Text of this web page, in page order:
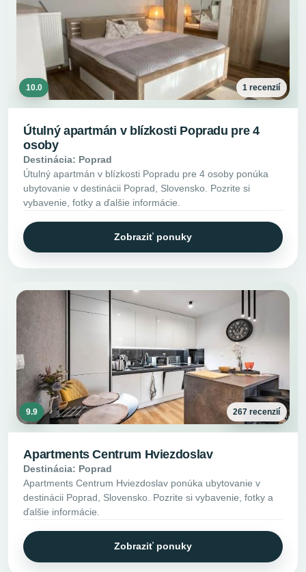
10.0 1 recenzií
Útulný apartmán v blízkosti Popradu pre 4
osoby
Destinácia: Poprad
Útulný apartmán v blízkosti Popradu pre 4 osoby ponúka
ubytovanie v destinácii Poprad, Slovensko. Pozrite si
vybavenie, fotky a ďalšie informácie.
Zobraziť ponuky
9.9 267 recenzií
Apartments Centrum Hviezdoslav
Destinácia: Poprad
Apartments Centrum Hviezdoslav ponúka ubytovanie v
destinácii Poprad, Slovensko. Pozrite si vybavenie, fotky a
ďalšie informácie.
Zobraziť ponuky